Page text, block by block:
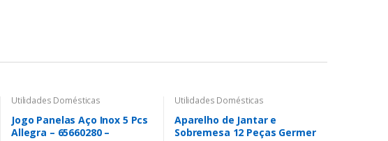
Utilidades Domésticas
Jogo Panelas Aço Inox 5 Pcs
Allegra – 65660280 –
Utilidades Domésticas
Aparelho de Jantar e
Sobremesa 12 Peças Germer